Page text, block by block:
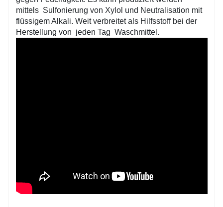
mittels Sulfonierung von Xylol und Neutralisation mit
flüssigem Alkali. Weit verbreitet als Hilfsstoff bei der
Herstellung von jeden Tag Waschmittel.